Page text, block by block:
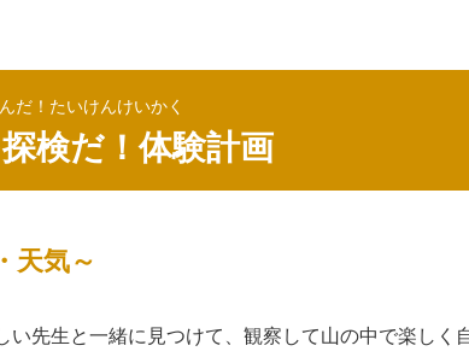
だ！たいけんけいかく
検だ！体験計画
天気～
い先生と一緒に見つけて、観察して山の中で楽し